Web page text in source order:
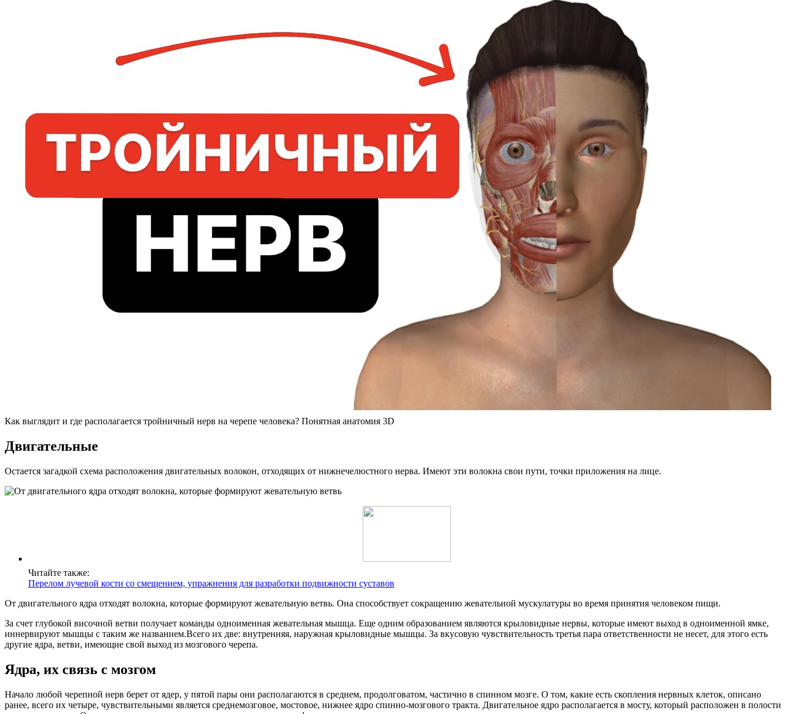
Как выглядит и где располагается тройничный нерв на черепе человека? Понятная анатомия 3D
Двигательные
Остается загадкой схема расположения двигательных волокон, отходящих от нижнечелюстного нерва. Имеют эти волокна свои пути, точки приложения на лице.
Читайте также:
Перелом лучевой кости со смещением, упражнения для разработки подвижности суставов
От двигательного ядра отходят волокна, которые формируют жевательную ветвь. Она способствует сокращению жевательной мускулатуры во время принятия человеком пищи.
За счет глубокой височной ветви получает команды одноименная жевательная мышца. Еще одним образованием являются крыловидные нервы, которые имеют выход в одноименной ямке,
иннервируют мышцы с таким же названием.Всего их две: внутренняя, наружная крыловидные мышцы. За вкусовую чувствительность третья пара ответственности не несет, для этого есть
другие ядра, ветви, имеющие свой выход из мозгового черепа.
Ядра, их связь с мозгом
Начало любой черепной нерв берет от ядер, у пятой пары они располагаются в среднем, продолговатом, частично в спинном мозге. О том, какие есть скопления нервных клеток, описано
ранее, всего их четыре, чувствительными является среднемозговое, мостовое, нижнее ядро спинно-мозгового тракта. Двигательное ядро располагается в мосту, который расположен в полости